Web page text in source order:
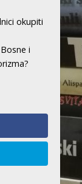
okupiti
i